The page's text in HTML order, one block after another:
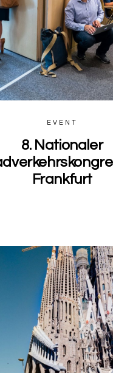
EVENT
8. Nationaler
Frankfurt